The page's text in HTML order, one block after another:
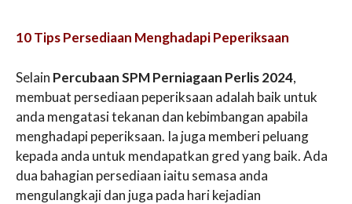
10 Tips Persediaan Menghadapi Peperiksaan
Selain Percubaan SPM Perniagaan Perlis 2024,
membuat persediaan peperiksaan adalah baik untuk
anda mengatasi tekanan dan kebimbangan apabila
menghadapi peperiksaan. Ia juga memberi peluang
kepada anda untuk mendapatkan gred yang baik. Ada
dua bahagian persediaan iaitu semasa anda
mengulangkaji dan juga pada hari kejadian